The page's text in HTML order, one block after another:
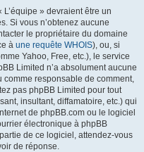
» devraient être un
Si vous n’obtenez aucune
le propriétaire du domaine
à une requête WHOIS), ou, si
Yahoo, Free, etc.), le service
Limited n’a absolument aucune
responsable de comment,
pas phpBB Limited pour tout
insultant, diffamatoire, etc.) qui
de phpBB.com ou le logiciel
électronique à phpBB
de ce logiciel, attendez-vous
de réponse.